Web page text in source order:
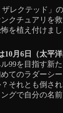
レクテッド」
クチュアリを
を植え付けまし
10月6日（太平
99を目指す新
てのラダーシ
それとも倒さ
グで自分の名